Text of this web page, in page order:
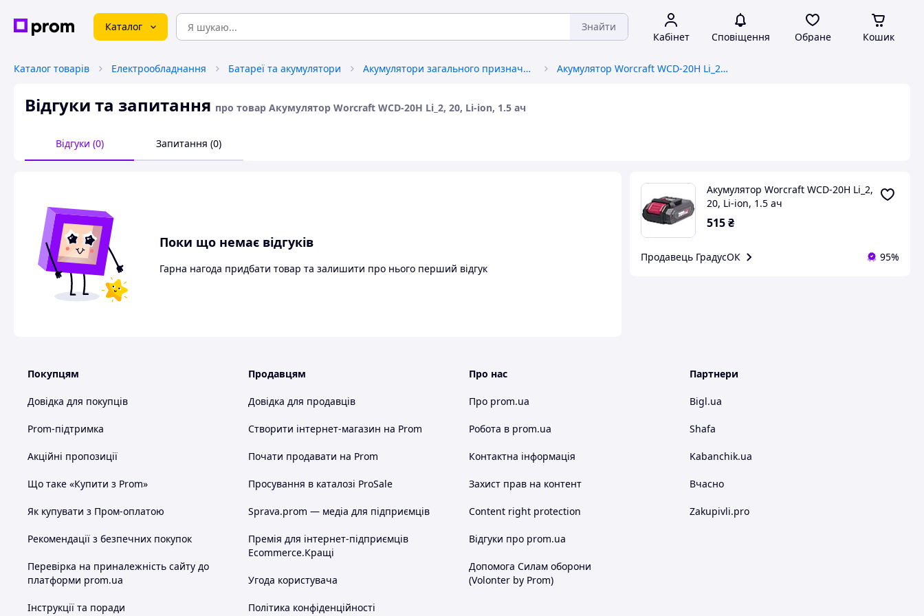
Каталог Знайти
Кабінет Сповіщення Обране Кошик
Каталог товарів Електрообладнання Батареї та акумулятори Акумулятори загального призначення Акумулятор Worcraft WCD-20H Li_2, 20, Li-ion, 1.5 ач
Відгуки та запитання про товар Акумулятор Worcraft WCD-20H Li_2, 20, Li-ion, 1.5 ач
Відгуки (0) Запитання (0)
Поки що немає відгуків
Гарна нагода придбати товар та залишити про нього перший відгук
Акумулятор Worcraft WCD-20H Li_2,
20, Li-ion, 1.5 ач
515₴
Продавець ГрадусОК 95%
Покупцям
Довідка для покупців
Prom-підтримка
Акційні пропозиції
Що таке «Купити з Prom»
Як купувати з Пром-оплатою
Рекомендації з безпечних покупок
Перевірка на приналежність сайту до
платформи prom.ua
Інструкції та поради
Продавцям
Довідка для продавців
Створити інтернет-магазин на Prom
Почати продавати на Prom
Просування в каталозі ProSale
Sprava.prom — медіа для підприємців
Премія для інтернет-підприємців
Ecommerce.Кращі
Угода користувача
Політика конфіденційності
Про нас
Про prom.ua
Робота в prom.ua
Контактна інформація
Захист прав на контент
Content right protection
Відгуки про prom.ua
Допомога Силам оборони
(Volonter by Prom)
Партнери
Bigl.ua
Shafa
Kabanchik.ua
Вчасно
Zakupivli.pro